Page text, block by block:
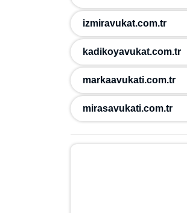
izmiravukat.com.tr
kadikoyavukat.com.tr
markaavukati.com.tr
mirasavukati.com.tr